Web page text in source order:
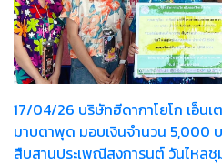
17/04/26 บริษัทฮีดากาโยโก เอ็นเ
มาบตาพุด มอบเงินจำนวน 5,000
สืบสานประเพณีสงการนต์ วันไหล